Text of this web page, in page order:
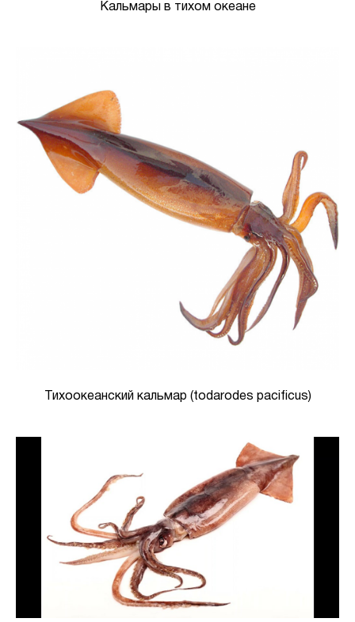
Кальмары в тихом океане
Тихоокеанский кальмар (todarodes pacificus)